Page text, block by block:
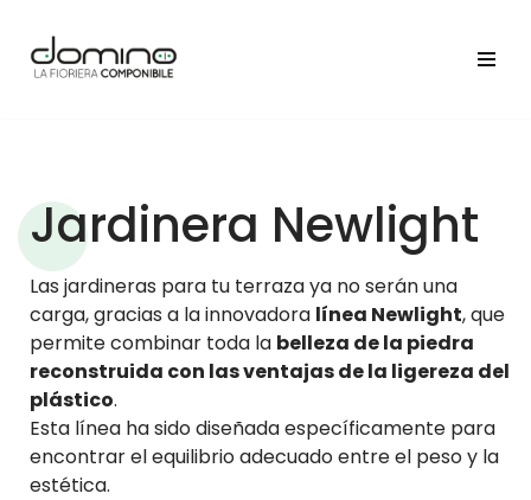
Saltar
Jardinera Newlight
Las jardineras para tu terraza ya no serán una
carga, gracias a la innovadora línea Newlight, que
permite combinar toda la belleza de la piedra
reconstruida con las ventajas de la ligereza del
plástico.
Esta línea ha sido diseñada específicamente para
encontrar el equilibrio adecuado entre el peso y la
estética.